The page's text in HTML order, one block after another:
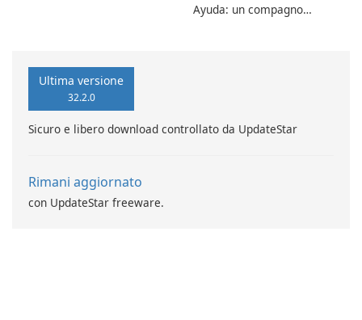
Ayuda: un compagno
Ultima versione
32.2.0
Sicuro e libero download controllato da UpdateStar
Rimani aggiornato
con UpdateStar freeware.